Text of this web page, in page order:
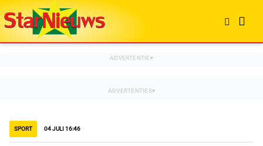
SPORT 04 JULI 16:46